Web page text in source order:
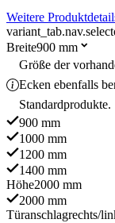
Weitere
Breite900 mm
Größe der
Ecken ebenfalls
Standardprodukte.
900 mm
1000 mm
1200 mm
1400 mm
Höhe2000 mm
2000 mm
Türanschlagrechts/